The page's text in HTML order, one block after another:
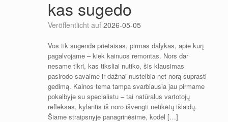
kas sugedo
Veröffentlicht auf 2026-05-05
Vos tik sugenda prietaisas, pirmas dalykas, apie kurį
pagalvojame – kiek kainuos remontas. Nors dar
nesame tikri, kas tiksliai nutiko, šis klausimas
pasirodo savaime ir dažnai nustelbia net norą suprasti
gedimą. Kainos tema tampa svarbiausia jau pirmame
pokalbyje su specialistu – tai natūralus vartotojų
refleksas, kylantis iš noro išvengti netikėtų išlaidų.
Šiame straipsnyje panagrinėsime, kodėl […]